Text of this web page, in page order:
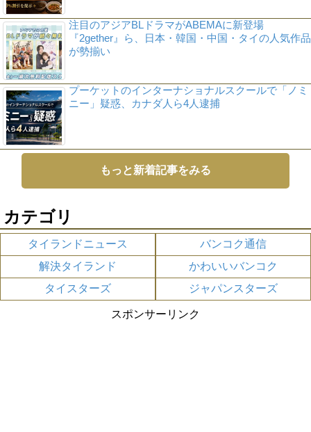
注目のアジアBLドラマがABEMAに新登場
『2gether』ら、日本・韓国・中国・タイの人気作品
が勢揃い
プーケットのインターナショナルスクールで「ノミ
ニー」疑惑、カナダ人ら4人逮捕
もっと新着記事をみる
カテゴリ
タイランドニュース
バンコク通信
解決タイランド
かわいいバンコク
タイスターズ
ジャパンスターズ
スポンサーリンク